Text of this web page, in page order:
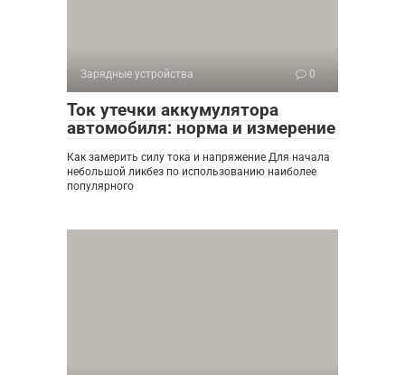
Зарядные устройства 0
Ток утечки аккумулятора
автомобиля: норма и измерение
Как замерить силу тока и напряжение Для начала
небольшой ликбез по использованию наиболее
популярного